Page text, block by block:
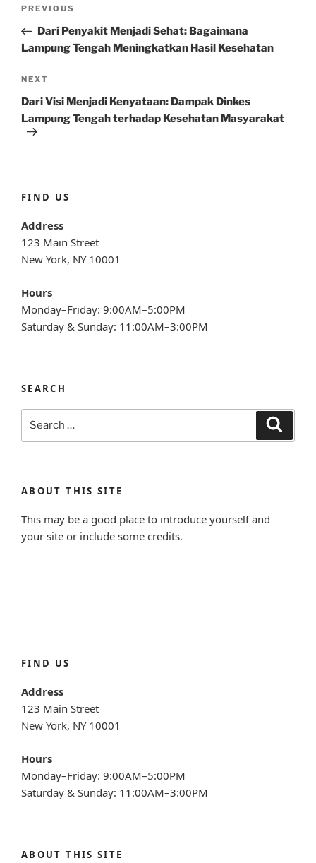
Previous
Post
PREVIOUS
Dari Penyakit Menjadi Sehat: Bagaimana
Lampung Tengah Meningkatkan Hasil Kesehatan
Next
Post
NEXT
Dari Visi Menjadi Kenyataan: Dampak Dinkes
Lampung Tengah terhadap Kesehatan Masyarakat
FIND US
Address
123 Main Street
New York, NY 10001
Hours
Monday–Friday: 9:00AM–5:00PM
Saturday & Sunday: 11:00AM–3:00PM
SEARCH
ABOUT THIS SITE
This may be a good place to introduce yourself and
your site or include some credits.
FIND US
Address
123 Main Street
New York, NY 10001
Hours
Monday–Friday: 9:00AM–5:00PM
Saturday & Sunday: 11:00AM–3:00PM
ABOUT THIS SITE